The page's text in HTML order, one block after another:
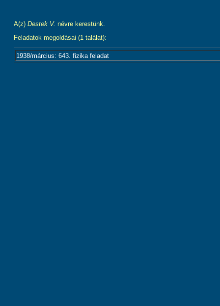
A(z) Destek V. névre kerestünk.
Feladatok megoldásai (1 találat):
1938/március: 643. fizika feladat